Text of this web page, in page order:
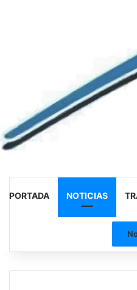
PORTADA NOTICIAS